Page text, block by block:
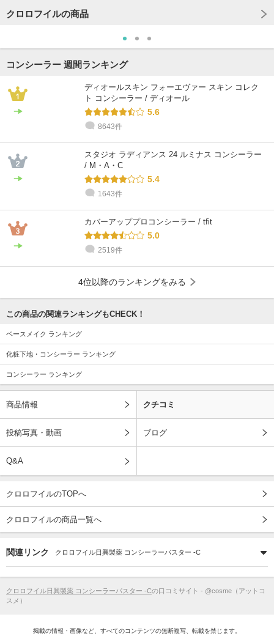
クロロフイルの商品
コンシーラー 週間ランキング
ディオールスキン フォーエヴァー スキン コレク
ト コンシーラー / ディオール
5.6
8643件
スタジオ ラディアンス 24 ルミナス コンシーラー
/ M・A・C
5.4
1643件
カバーアッププロコンシーラー / tfit
5.0
2519件
4位以降のランキングをみる
この商品の関連ランキングもCHECK！
ベースメイク ランキング
化粧下地・コンシーラー ランキング
コンシーラー ランキング
商品情報 クチコミ
投稿写真・動画 ブログ
Q&A
クロロフイルのTOPへ
クロロフイルの商品一覧へ
関連リンク クロロフイル日興製薬 コンシーラーパスター -C
クロロフイル日興製薬 コンシーラーパスター -Cの口コミサイト - @cosme（アットコ
スメ）
掲載の情報・画像など、すべてのコンテンツの無断複写、転載を禁じます。